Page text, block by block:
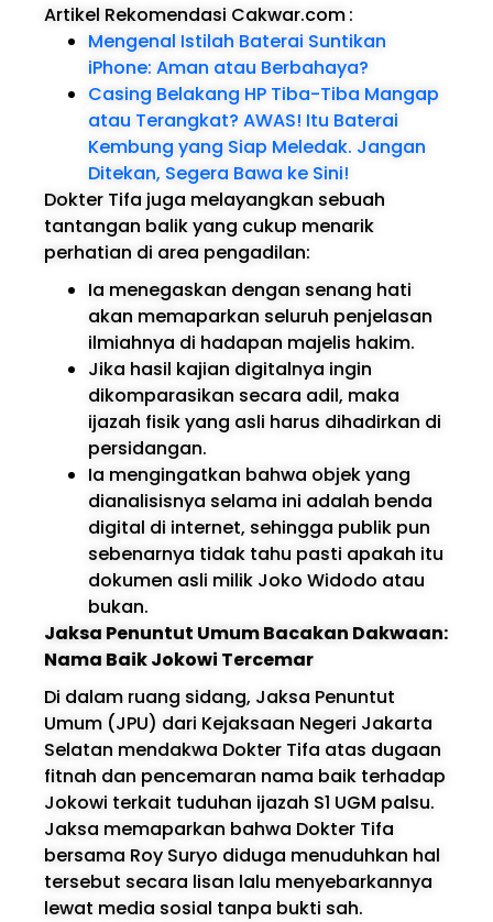
Artikel Rekomendasi Cakwar.com:
Mengenal Istilah Baterai Suntikan
iPhone: Aman atau Berbahaya?
Casing Belakang HP Tiba-Tiba Mangap
atau Terangkat? AWAS! Itu Baterai
Kembung yang Siap Meledak. Jangan
Ditekan, Segera Bawa ke Sini!
Dokter Tifa juga melayangkan sebuah
tantangan balik yang cukup menarik
perhatian di area pengadilan:
Ia menegaskan dengan senang hati
akan memaparkan seluruh penjelasan
ilmiahnya di hadapan majelis hakim.
Jika hasil kajian digitalnya ingin
dikomparasikan secara adil, maka
ijazah fisik yang asli harus dihadirkan di
persidangan.
Ia mengingatkan bahwa objek yang
dianalisisnya selama ini adalah benda
digital di internet, sehingga publik pun
sebenarnya tidak tahu pasti apakah itu
dokumen asli milik Joko Widodo atau
bukan.
Jaksa Penuntut Umum Bacakan Dakwaan:
Nama Baik Jokowi Tercemar
Di dalam ruang sidang, Jaksa Penuntut
Umum (JPU) dari Kejaksaan Negeri Jakarta
Selatan mendakwa Dokter Tifa atas dugaan
fitnah dan pencemaran nama baik terhadap
Jokowi terkait tuduhan ijazah S1 UGM palsu.
Jaksa memaparkan bahwa Dokter Tifa
bersama Roy Suryo diduga menuduhkan hal
tersebut secara lisan lalu menyebarkannya
lewat media sosial tanpa bukti sah.